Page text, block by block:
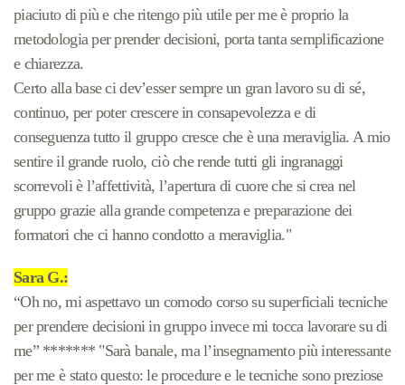
piaciuto di più e che ritengo più utile per me è proprio la
metodologia per prender decisioni, porta tanta semplificazione
e chiarezza.
Certo alla base ci dev’esser sempre un gran lavoro su di sé,
continuo, per poter crescere in consapevolezza e di
conseguenza tutto il gruppo cresce che è una meraviglia. A mio
sentire il grande ruolo, ciò che rende tutti gli ingranaggi
scorrevoli è l’affettività, l’apertura di cuore che si crea nel
gruppo grazie alla grande competenza e preparazione dei
formatori che ci hanno condotto a meraviglia."
Sara G.:
“Oh no, mi aspettavo un comodo corso su superficiali tecniche
per prendere decisioni in gruppo invece mi tocca lavorare su di
me” ******* "Sarà banale, ma l’insegnamento più interessante
per me è stato questo: le procedure e le tecniche sono preziose